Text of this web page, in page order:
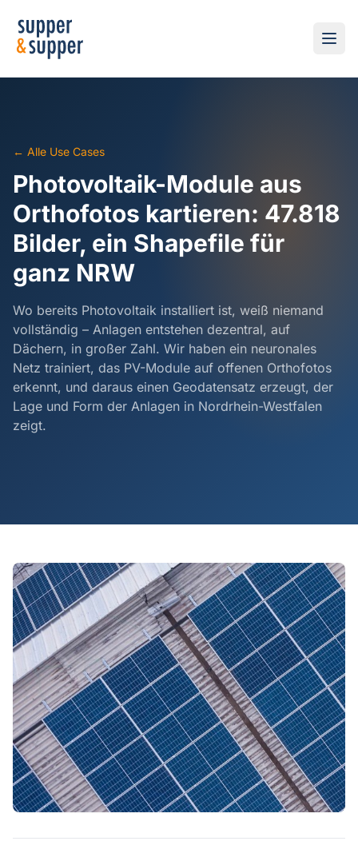
← Alle Use Cases
Photovoltaik-Module aus
Orthofotos kartieren: 47.818
Bilder, ein Shapefile für
ganz NRW
Wo bereits Photovoltaik installiert ist, weiß niemand
vollständig – Anlagen entstehen dezentral, auf
Dächern, in großer Zahl. Wir haben ein neuronales
Netz trainiert, das PV-Module auf offenen Orthofotos
erkennt, und daraus einen Geodatensatz erzeugt, der
Lage und Form der Anlagen in Nordrhein-Westfalen
zeigt.